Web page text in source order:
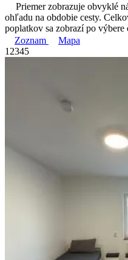
Priemer zobrazuje obvyklé
ohľadu na obdobie cesty.
poplatkov sa zobrazí po výbere
Zoznam
Mapa
1 2345